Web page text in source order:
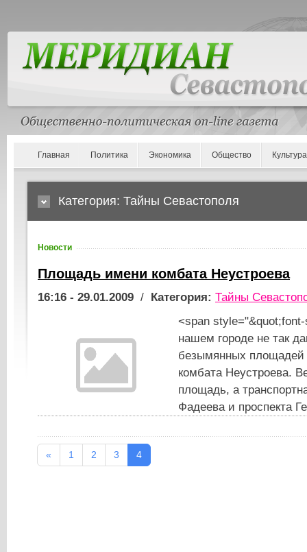
Главная Политика Экономика Общество Культура
Категория: Тайны Севастополя
Новости
Площадь имени комбата Неустроева
16:16 - 29.01.2009 / Категория: Тайны
<span
нашем городе не так
безымянных
комбата Неустроева.
площадь, а
Фадеева и проспекта
« 1 2 3 4